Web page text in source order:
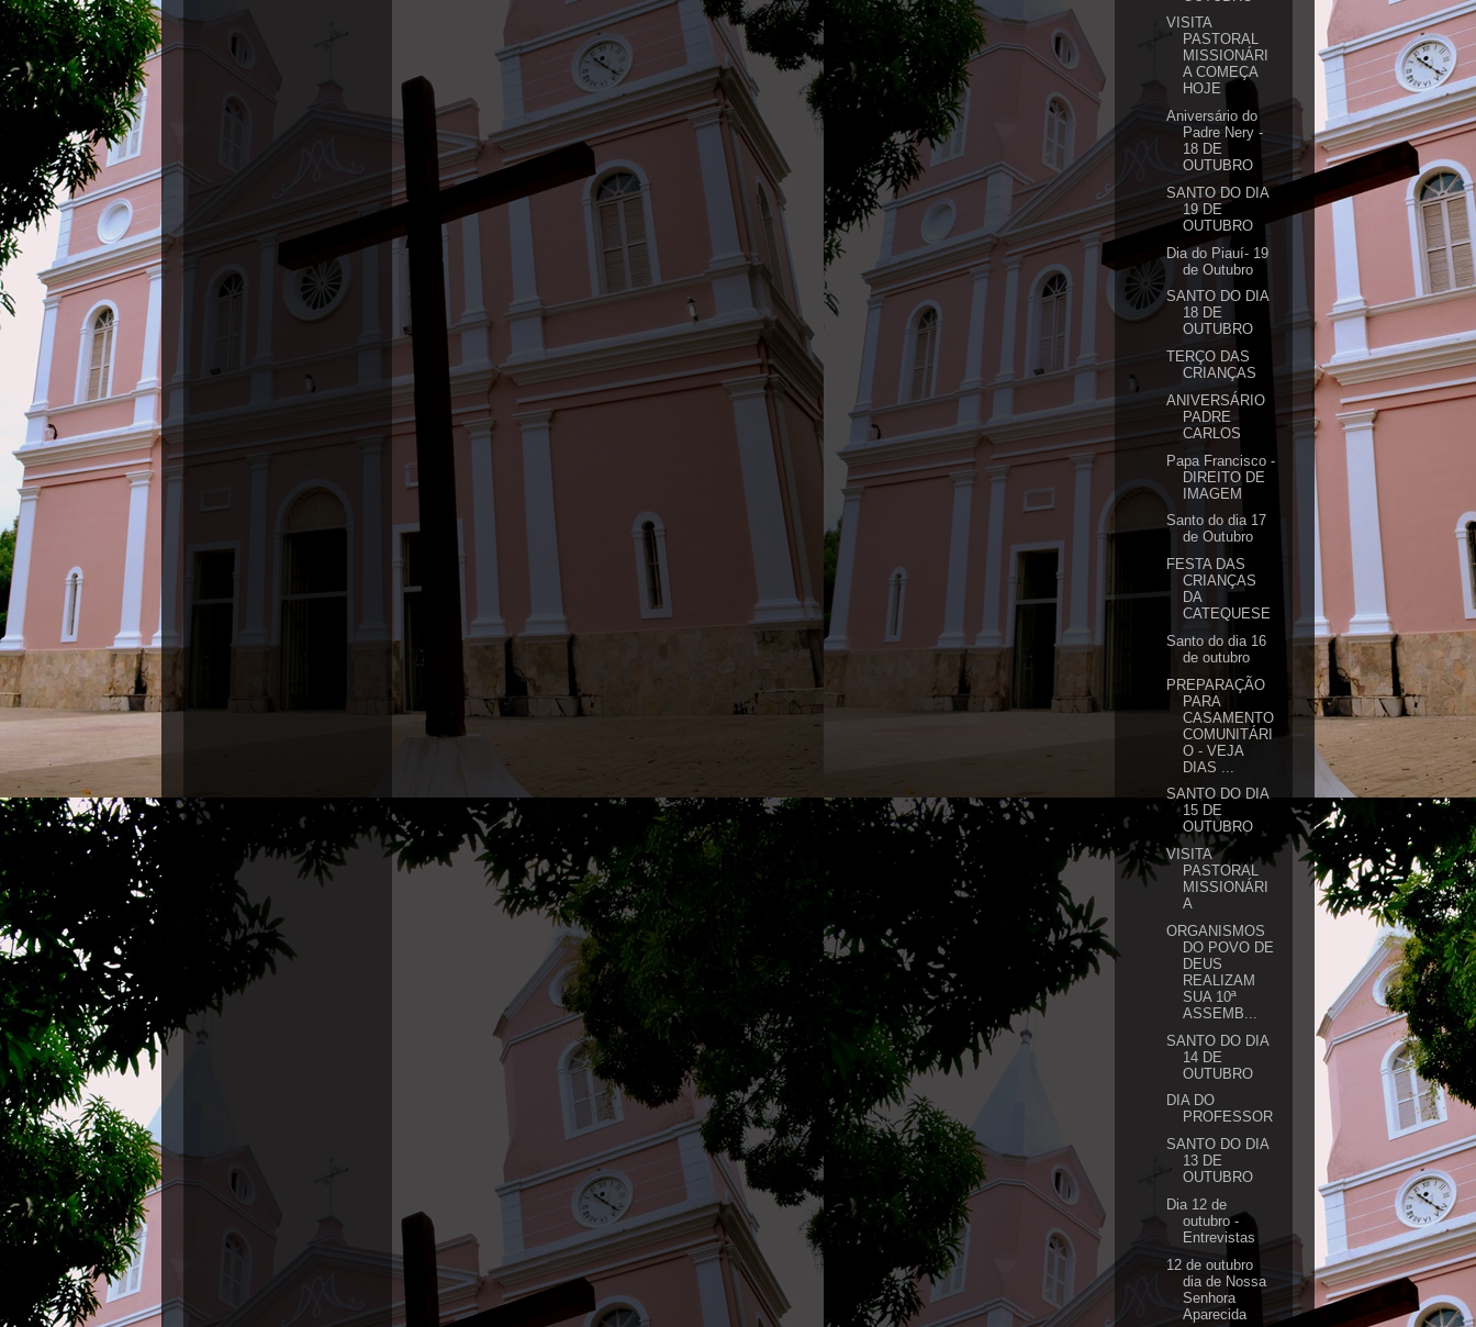
VISITA
PASTORAL
MISSIONÁRI
A COMEÇA
HOJE
Aniversário do
Padre Nery -
18 DE
OUTUBRO
SANTO DO DIA
19 DE
OUTUBRO
Dia do Piauí- 19
de Outubro
SANTO DO DIA
18 DE
OUTUBRO
TERÇO DAS
CRIANÇAS
ANIVERSÁRIO
PADRE
CARLOS
Papa Francisco -
DIREITO DE
IMAGEM
Santo do dia 17
de Outubro
FESTA DAS
CRIANÇAS
DA
CATEQUESE
Santo do dia 16
de outubro
PREPARAÇÃO
PARA
CASAMENTO
COMUNITÁRI
O - VEJA
DIAS ...
SANTO DO DIA
15 DE
OUTUBRO
VISITA
PASTORAL
MISSIONÁRI
A
ORGANISMOS
DO POVO DE
DEUS
REALIZAM
SUA 10ª
ASSEMB...
SANTO DO DIA
14 DE
OUTUBRO
DIA DO
PROFESSOR
SANTO DO DIA
13 DE
OUTUBRO
Dia 12 de
outubro -
Entrevistas
12 de outubro
dia de Nossa
Senhora
Aparecida